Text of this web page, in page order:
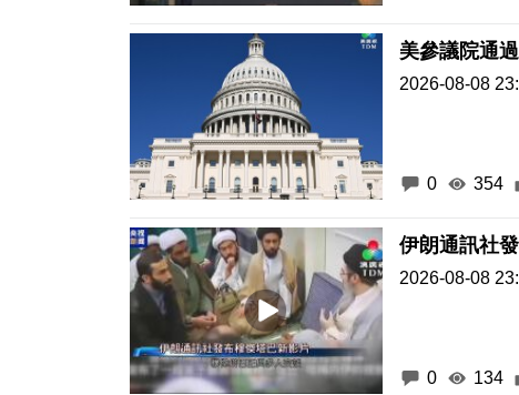
美參議院通
2026-08-08
0 354
伊朗通訊社
2026-08-08
0 134